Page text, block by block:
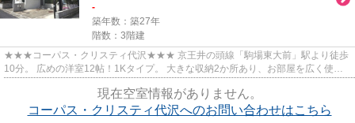
-
築年数：築27年
階数：3階建
★★★コーパス・クリスティ代沢★★★ 京王井の頭線「駒場東大前」駅より徒歩
10分。 広めの洋室12帖！1Kタイプ。 大きな収納2か所あり、お部屋を広く使え
現在空室情報がありません。
コーパス・クリスティ代沢へのお問い合わせはこちら